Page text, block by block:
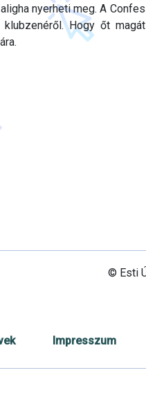
nyerheti meg. A
Hogy őt
© Esti
Impresszum